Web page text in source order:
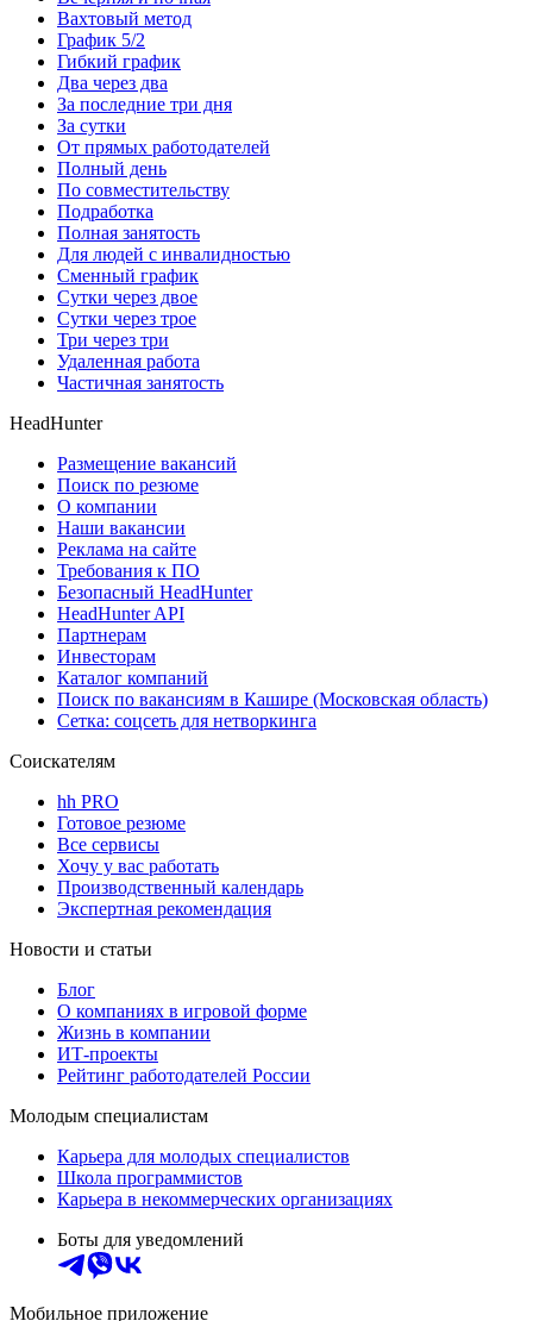
Вахтовый метод
График 5/2
Гибкий график
Два через два
За последние три дня
За сутки
От прямых работодателей
Полный день
По совместительству
Подработка
Полная занятость
Для людей с инвалидностью
Сменный график
Сутки через двое
Сутки через трое
Три через три
Удаленная работа
Частичная занятость
HeadHunter
Размещение вакансий
Поиск по резюме
О компании
Наши вакансии
Реклама на сайте
Требования к ПО
Безопасный HeadHunter
HeadHunter API
Партнерам
Инвесторам
Каталог компаний
Поиск по вакансиям в Кашире (Московская область)
Сетка: соцсеть для нетворкинга
Соискателям
hh PRO
Готовое резюме
Все сервисы
Хочу у вас работать
Производственный календарь
Экспертная рекомендация
Новости и статьи
Блог
О компаниях в игровой форме
Жизнь в компании
ИТ-проекты
Рейтинг работодателей России
Молодым специалистам
Карьера для молодых специалистов
Школа программистов
Карьера в некоммерческих организациях
Боты для уведомлений
Мобильное приложение